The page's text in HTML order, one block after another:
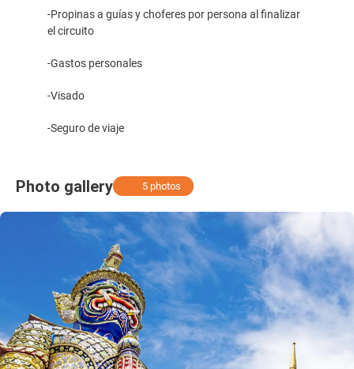
-Propinas a guías y choferes por persona al finalizar
el circuito
-Gastos personales
-Visado
-Seguro de viaje
Photo gallery 5 photos